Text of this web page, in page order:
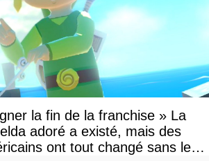
la fin de la franchise » La
adoré a existé, mais des
ont tout changé sans le